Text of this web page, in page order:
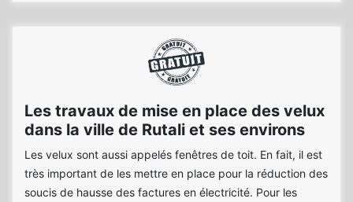
Les travaux de mise en place des velux
dans la ville de Rutali et ses environs
Les velux sont aussi appelés fenêtres de toit. En fait, il est
très important de les mettre en place pour la réduction des
soucis de hausse des factures en électricité. Pour les